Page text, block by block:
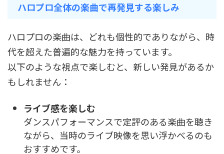
ハロプロ全体の楽曲で再発見する楽しみ
ハロプロの楽曲は、どれも個性的でありながら、時
代を超えた普遍的な魅力を持っています。
以下のような視点で楽しむと、新しい発見があるか
もしれません：
ライブ感を楽しむ
ダンスパフォーマンスで定評のある楽曲を聴き
ながら、当時のライブ映像を思い浮かべるのも
おすすめです。